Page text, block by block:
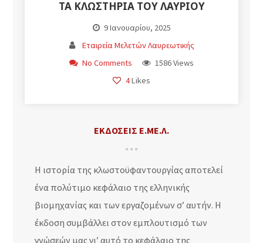
ΤΑ ΚΛΩΣΤΉΡΙΑ ΤΟΥ ΛΑΥΡΊΟΥ
9 Ιανουαρίου, 2025
Εταιρεία Μελετών Λαυρεωτικής
No Comments
1586 Views
4Likes
ΕΚΔΌΣΕΙΣ Ε.ΜΕ.Λ.
Η ιστορία της κλωστοϋφαντουργίας αποτελεί
ένα πολύτιμο κεφάλαιο της ελληνικής
βιομηχανίας και των εργαζομένων σ’ αυτήν. Η
έκδοση συμβάλλει στον εμπλουτισμό των
γνώσεών μας γι’ αυτό το κεφάλαιο της